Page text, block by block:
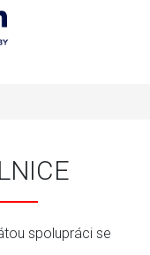
spolupráci se